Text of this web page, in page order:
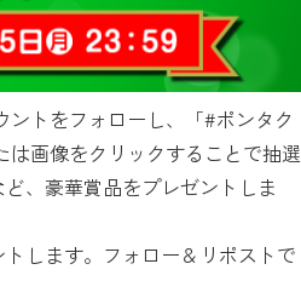
トをフォローし、「#ポンタク
画像をクリックすることで抽選
、豪華賞品をプレゼントしま
します。フォロー＆リポストで